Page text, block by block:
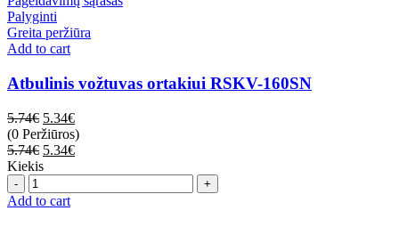
Palyginti
Greita peržiūra
Add to cart
Atbulinis vožtuvas ortakiui RSKV-160SN
5.74€ 5.34€
(0 Peržiūros)
5.74€ 5.34€
Kiekis
Quantity
Add to cart